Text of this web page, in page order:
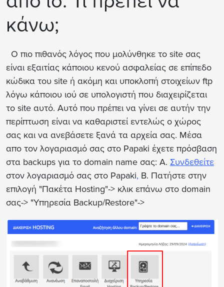
κάνω;
Ο πιο πιθανός λόγος που μολύνθηκε το site σας
είναι εξαιτίας κάποιου κενού ασφαλείας σε επίπεδο
κώδικα του site ή ακόμη και υποκλοπή στοιχείων ftp
λόγω κάποιου ιού σε υπολογιστή που διαχειρίζεται
το site αυτό. Αυτό που πρέπει να γίνει σε αυτήν την
περίπτωση είναι να καθαριστεί εντελώς ο χώρος
σας και να ανεβάσετε ξανά τα αρχεία σας. Μέσα
απο τον λογαριασμό σας στο Papaki έχετε πρόσβαση
στα backups για το domain name σας: Α. Συνδεθείτε
στον λογαριασμό σας στο Papaki, Β. Πατήστε στην
επιλογή "Πακέτα Hosting"-> κλικ επάνω στο domain
σας-> "Υπηρεσία Backup/Restore"->